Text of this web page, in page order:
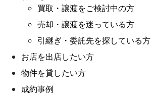
買取・譲渡をご検討中の方
売却・譲渡を迷っている方
引継ぎ・委託先を探している方
お店を出店したい方
物件を貸したい方
成約事例